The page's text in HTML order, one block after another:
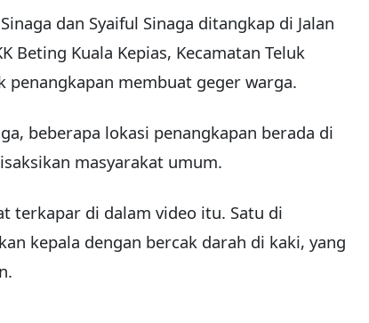
dan Syaiful Sinaga ditangkap di Jalan
Beting Kuala Kepias, Kecamatan Teluk
penangkapan membuat geger warga.
beberapa lokasi penangkapan berada di
masyarakat umum.
terkapar di dalam video itu. Satu di
kepala dengan bercak darah di kaki, yang